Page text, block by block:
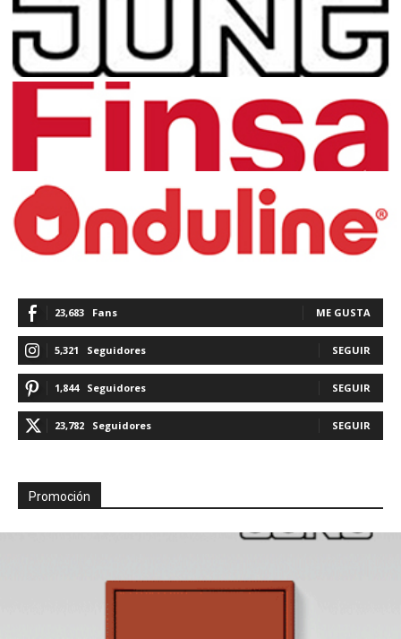
23,683 Fans ME GUSTA
5,321 Seguidores SEGUIR
1,844 Seguidores SEGUIR
23,782 Seguidores SEGUIR
Promoción